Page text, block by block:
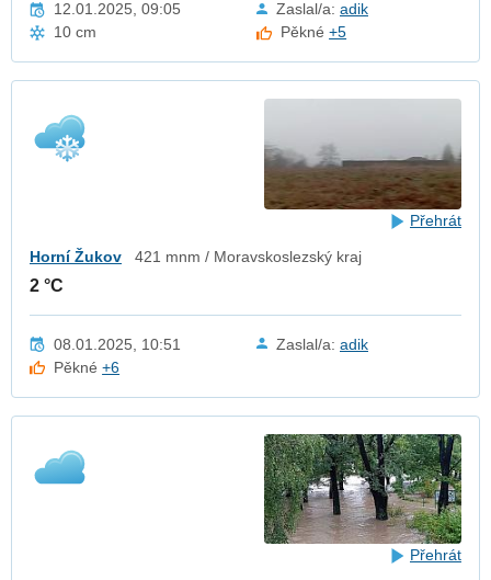
12.01.2025, 09:05 Zaslal/a: adik
10 cm
Pěkné+5
Přehrát
Horní Žukov 421 mnm / Moravskoslezský kraj
2 °C
08.01.2025, 10:51 Zaslal/a: adik
Pěkné+6
Přehrát